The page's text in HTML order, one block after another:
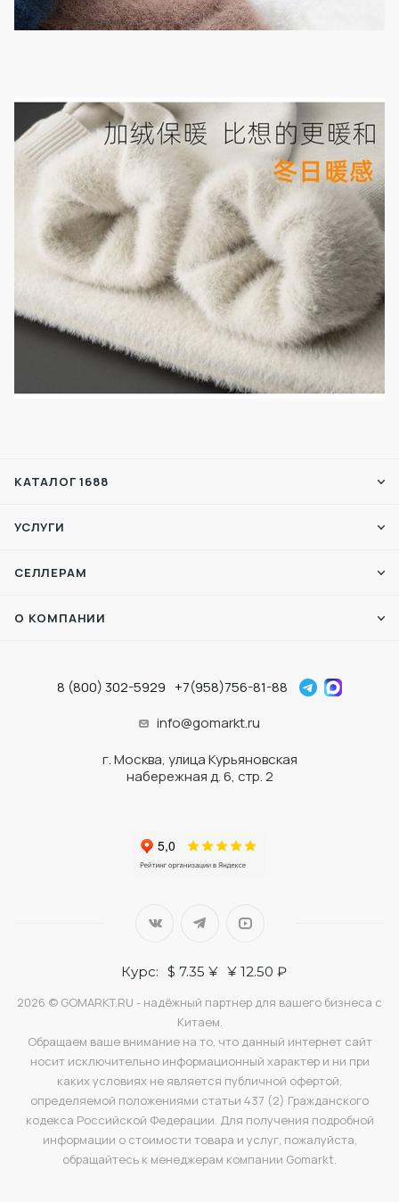
КАТАЛОГ 1688
УСЛУГИ
СЕЛЛЕРАМ
О КОМПАНИИ
8 (800) 302-5929 +7(958)756-81-88
info@gomarkt.ru
г. Москва, улица Курьяновская
набережная д. 6, стр. 2
Курс: $ 7.35 ¥ ¥ 12.50 ₽
2026 © GOMARKT.RU - надёжный партнер для вашего бизнеса с
Китаем.
Обращаем ваше внимание на то, что данный интернет сайт
носит исключительно информационный характер и ни при
каких условиях не является публичной офертой,
определяемой положениями статьи 437 (2) Гражданского
кодекса Российской Федерации. Для получения подробной
информации о стоимости товара и услуг, пожалуйста,
обращайтесь к менеджерам компании Gomarkt.